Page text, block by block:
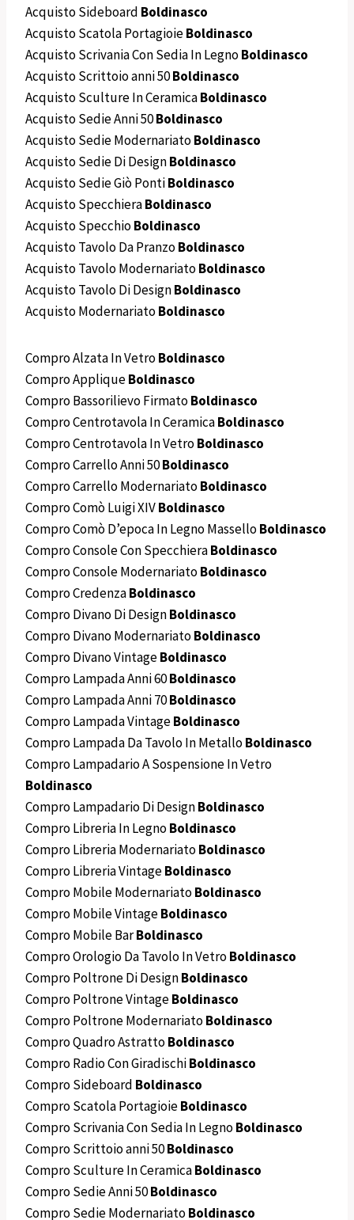
Acquisto Sideboard Boldinasco
Acquisto Scatola PortagioieBoldinasco
Acquisto Scrivania Con Sedia In LegnoBoldinasco
Acquisto Scrittoio anni 50Boldinasco
Acquisto Sculture In CeramicaBoldinasco
Acquisto Sedie Anni 50Boldinasco
Acquisto Sedie ModernariatoBoldinasco
Acquisto Sedie Di DesignBoldinasco
Acquisto Sedie Giò PontiBoldinasco
Acquisto SpecchieraBoldinasco
Acquisto SpecchioBoldinasco
Acquisto Tavolo Da PranzoBoldinasco
Acquisto Tavolo ModernariatoBoldinasco
Acquisto Tavolo Di DesignBoldinasco
Acquisto ModernariatoBoldinasco
Compro Alzata In VetroBoldinasco
Compro AppliqueBoldinasco
Compro Bassorilievo FirmatoBoldinasco
Compro Centrotavola In CeramicaBoldinasco
Compro Centrotavola In VetroBoldinasco
Compro Carrello Anni 50Boldinasco
Compro Carrello ModernariatoBoldinasco
Compro Comò Luigi XIVBoldinasco
Compro Comò D’epoca In Legno MasselloBoldinasco
Compro Console Con SpecchieraBoldinasco
Compro Console ModernariatoBoldinasco
Compro CredenzaBoldinasco
Compro Divano Di DesignBoldinasco
Compro Divano ModernariatoBoldinasco
Compro Divano VintageBoldinasco
Compro Lampada Anni 60Boldinasco
Compro Lampada Anni 70Boldinasco
Compro Lampada VintageBoldinasco
Compro Lampada Da Tavolo In MetalloBoldinasco
Compro Lampadario A Sospensione In Vetro
Boldinasco
Compro Lampadario Di DesignBoldinasco
Compro Libreria In LegnoBoldinasco
Compro Libreria ModernariatoBoldinasco
Compro Libreria VintageBoldinasco
Compro Mobile ModernariatoBoldinasco
Compro Mobile VintageBoldinasco
Compro Mobile BarBoldinasco
Compro Orologio Da Tavolo In VetroBoldinasco
Compro Poltrone Di DesignBoldinasco
Compro Poltrone VintageBoldinasco
Compro Poltrone ModernariatoBoldinasco
Compro Quadro AstrattoBoldinasco
Compro Radio Con GiradischiBoldinasco
Compro Sideboard Boldinasco
Compro Scatola PortagioieBoldinasco
Compro Scrivania Con Sedia In LegnoBoldinasco
Compro Scrittoio anni 50Boldinasco
Compro Sculture In CeramicaBoldinasco
Compro Sedie Anni 50Boldinasco
Compro Sedie ModernariatoBoldinasco